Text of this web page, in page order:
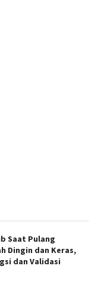
Saat Pulang
Dingin dan Keras,
dan Validasi